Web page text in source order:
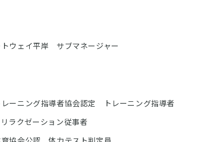
トウェイ平岸 サブマネージャー
レーニング指導者協会認定 トレーニング指導者
ラクゼーション従事者